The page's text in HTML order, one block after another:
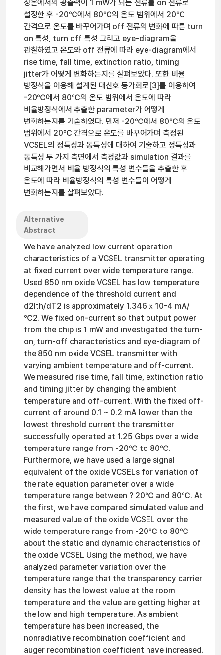
상온에서의 광출력이 1 mW가 되는 전류를 on 전류로
설정한 후 -20℃에서 80℃의 온도 범위에서 20℃
간격으로 온도를 바꾸어가며 off 전류의 변화에 따른 turn
on 특성, turn off 특성 그리고 eye-diagram을
관찰하였고 온도와 off 전류에 따라 eye-diagram에서
rise time, fall time, extinction ratio, timing
jitter가 어떻게 변화하는지를 살펴보았다. 또한 비율
방정식을 이용해 설계된 대신호 등가회로[3]를 이용하여
-20℃에서 80℃의 온도 범위에서 온도에 따라
비율방정식에서 추출한 parameter가 어떻게
변화하는지를 기술하였다. 먼저 -20℃에서 80℃의 온도
범위에서 20℃ 간격으로 온도를 바꾸어가며 측정된
VCSEL의 정특성과 동특성에 대하여 기술하고 정특성과
동특성 두 가지 측면에서 측정값과 simulation 결과를
비교해가면서 비율 방정식의 특성 변수들을 추출한 후
온도에 따라 비율방정식의 특성 변수들이 어떻게
변화하는지를 살펴보았다.
Alternative
Abstract
We have analyzed low current operation
characteristics of a VCSEL transmitter operating
at fixed current over wide temperature range.
Used 850 nm oxide VCSEL has low temperature
dependence of the threshold current and
d2Ith/dT2 is approximately 1.346ｘ10-4 mA/
℃2. We fixed on-current so that output power
from the chip is 1 mW and investigated the turn-
on, turn-off characteristics and eye-diagram of
the 850 nm oxide VCSEL transmitter with
varying ambient temperature and off-current.
We measured rise time, fall time, extinction ratio
and timing jitter by changing the ambient
temperature and off-current. With the fixed off-
current of around 0.1 ~ 0.2 mA lower than the
lowest threshold current the transmitter
successfully operated at 1.25 Gbps over a wide
temperature range from -20℃ to 80℃.
Furthermore, we have used a large signal
equivalent of the oxide VCSELs for variation of
the rate equation parameter over a wide
temperature range between ? 20℃ and 80℃. At
the first, we have compared simulated value and
measured value of the oxide VCSEL over the
wide temperature range from -20℃ to 80℃
about the static and dynamic characteristics of
the oxide VCSEL Using the method, we have
analyzed parameter variation over the
temperature range that the transparency carrier
density has the lowest value at the room
temperature and the value are getting higher at
the low and high temperature. As ambient
temperature has been increased, the
nonradiative recombination coefficient and
auger recombination coefficient have increased.